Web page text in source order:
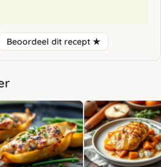
Beoordeel dit recept ★